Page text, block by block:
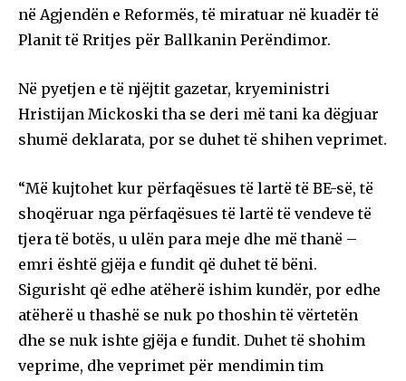
në Agjendën e Reformës, të miratuar në kuadër të
Planit të Rritjes për Ballkanin Perëndimor.
Në pyetjen e të njëjtit gazetar, kryeministri
Hristijan Mickoski tha se deri më tani ka dëgjuar
shumë deklarata, por se duhet të shihen veprimet.
“Më kujtohet kur përfaqësues të lartë të BE-së, të
shoqëruar nga përfaqësues të lartë të vendeve të
tjera të botës, u ulën para meje dhe më thanë –
emri është gjëja e fundit që duhet të bëni.
Sigurisht që edhe atëherë ishim kundër, por edhe
atëherë u thashë se nuk po thoshin të vërtetën
dhe se nuk ishte gjëja e fundit. Duhet të shohim
veprime, dhe veprimet për mendimin tim